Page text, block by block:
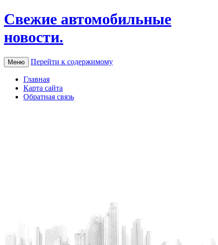
Свежие автомобильные
новости.
Меню Перейти к содержимому
Главная
Карта сайта
Обратная связь